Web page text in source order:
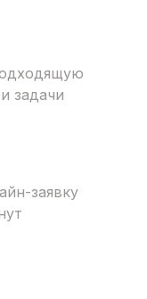
задачи
заявку